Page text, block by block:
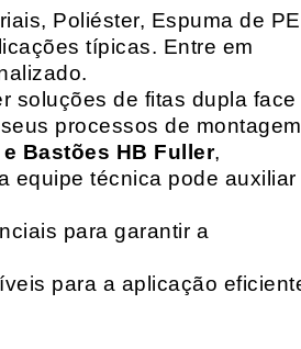
Poliéster, Espuma de
típicas. Entre em
soluções de fitas dupla face
processos de
Bastões HB Fuller,
equipe técnica pode auxiliar
para garantir a
para a aplicação